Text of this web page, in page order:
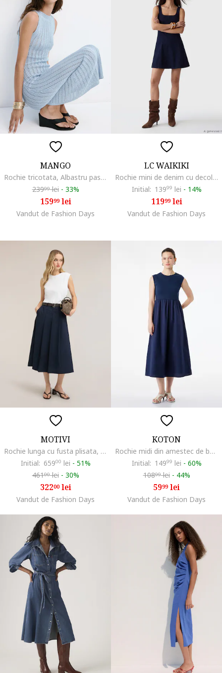
MANGO
Rochie tricotata, Albastru pastel
23999lei - 33%
15999lei
Vandut de Fashion Days
LC WAIKIKI
Rochie mini de denim cu decolteu patrat, Albastru ultramarin
Initial: 13999 lei - 14%
11999lei
Vandut de Fashion Days
MOTIVI
Rochie lunga cu fusta plisata, Alb/Bleumarin
Initial: 65900 lei - 51%
46100lei - 30%
32200lei
Vandut de Fashion Days
KOTON
Rochie midi din amestec de bumbac, Albastru ultramarin
Initial: 14999 lei - 60%
10899lei - 44%
5999lei
Vandut de Fashion Days